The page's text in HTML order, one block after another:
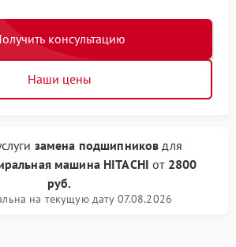
консультацию
Наши цены
замена подшипников для
машина HITACHI от 2800
руб.
на текущую дату 07.08.2026